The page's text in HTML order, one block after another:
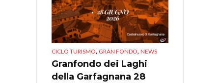
CICLO TURISMO, GRAN FONDO, NEWS
Granfondo dei Laghi
della Garfagnana 28